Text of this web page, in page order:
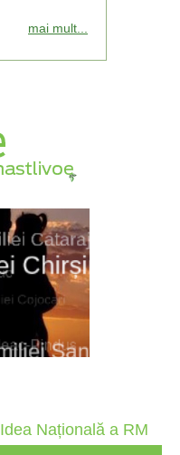
mai mult...
Idea Națională a RM